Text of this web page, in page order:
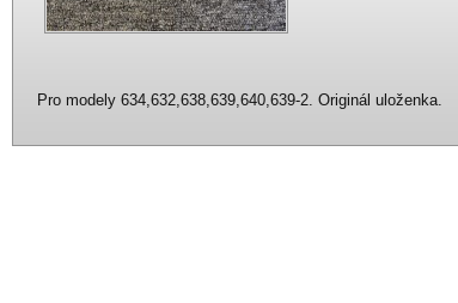
Pro modely 634,632,638,639,640,639-2. Originál uloženka.